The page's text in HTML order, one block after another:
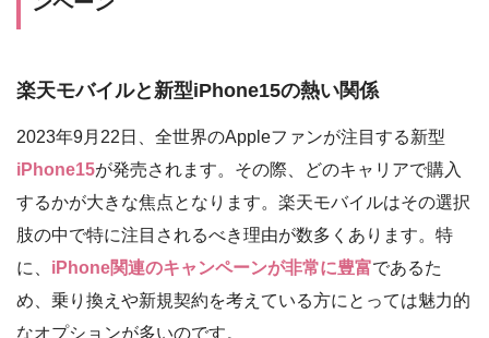
楽天モバイルと新型iPhone15の熱い関係
2023年9月22日、全世界のAppleファンが注目する新型
iPhone15が発売されます。その際、どのキャリアで購入
するかが大きな焦点となります。楽天モバイルはその選択
肢の中で特に注目されるべき理由が数多くあります。特
に、 iPhone関連のキャンペーンが非常に豊富であるた
め、乗り換えや新規契約を考えている方にとっては魅力的
なオプションが多いのです。